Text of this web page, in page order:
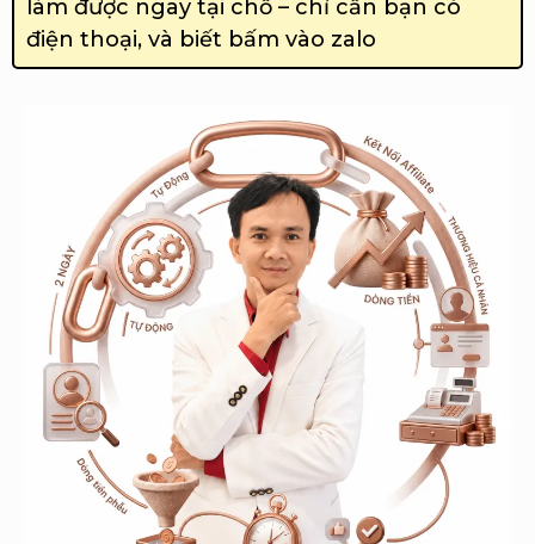
làm được ngay tại chỗ – chỉ cần bạn có
điện thoại, và biết bấm vào zalo